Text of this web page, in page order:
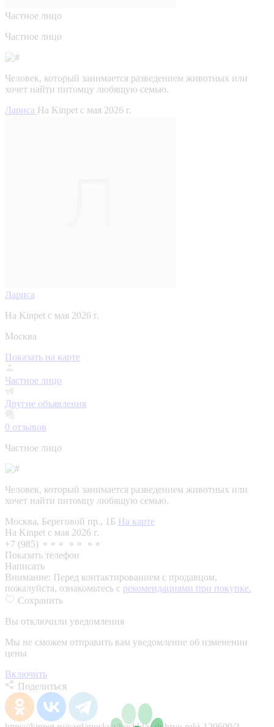
Частное лицо
Частное лицо
Человек, который занимается разведением животных или
хочет найти питомцу любящую семью.
Лариса На Kinpet c мая 2026 г.
Лариса
На Kinpet c мая 2026 г.
Москва
Показать на карте
Частное лицо
Другие объявления
0 отзывов
Частное лицо
Человек, который занимается разведением животных или
хочет найти питомцу любящую семью.
Москва, Береговой пр., 1Б На карте
На Kinpet c мая 2026 г.
+7 (985) ⚬⚬⚬ ⚬⚬ ⚬⚬
Показать телефон
Написать
Внимание: Перед контактированием с продавцом,
пожалуйста, ознакомьтесь с рекомендациями при покупке.
Сохранить
Вы отключили уведомления
Мы не сможем отправить вам уведомление об изменении
цены
Включить
Поделиться